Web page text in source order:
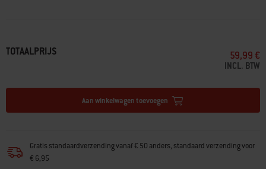
TOTAALPRIJS 59,99 €
INCL. BTW
Aan winkelwagen toevoegen
Gratis standaardverzending vanaf € 50 anders, standaard verzending voor
€ 6,95